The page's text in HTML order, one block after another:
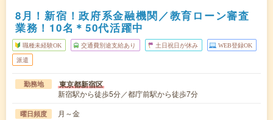
8月！新宿！政府系金融機関／教育ローン審査
業務！10名＊50代活躍中
職種未経験OK 交通費別途支給あり 土日祝日が休み WEB登録OK
派遣
勤務地 東京都新宿区
新宿駅から徒歩5分／都庁前駅から徒歩7分
曜日頻度 月～金